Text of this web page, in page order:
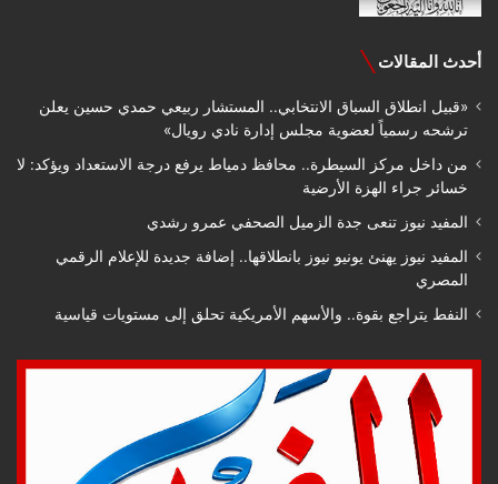
أحدث المقالات
«قبيل انطلاق السباق الانتخابي.. المستشار ربيعي حمدي حسين يعلن
ترشحه رسمياً لعضوية مجلس إدارة نادي رويال»
من داخل مركز السيطرة.. محافظ دمياط يرفع درجة الاستعداد ويؤكد: لا
خسائر جراء الهزة الأرضية
المفيد نيوز تنعى جدة الزميل الصحفي عمرو رشدي
المفيد نيوز يهنئ يونيو نيوز بانطلاقها.. إضافة جديدة للإعلام الرقمي
المصري
النفط يتراجع بقوة.. والأسهم الأمريكية تحلق إلى مستويات قياسية